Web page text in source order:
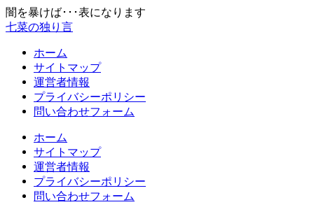
闇を暴けば･･･表になります
七菜の独り言
ホーム
サイトマップ
運営者情報
プライバシーポリシー
問い合わせフォーム
ホーム
サイトマップ
運営者情報
プライバシーポリシー
問い合わせフォーム